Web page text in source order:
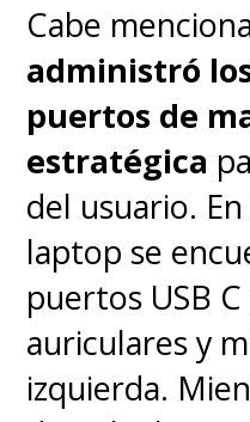
Cabe
administró
puertos de
estratégica
del usuario.
laptop se
puertos USB
auriculares y
izquierda.